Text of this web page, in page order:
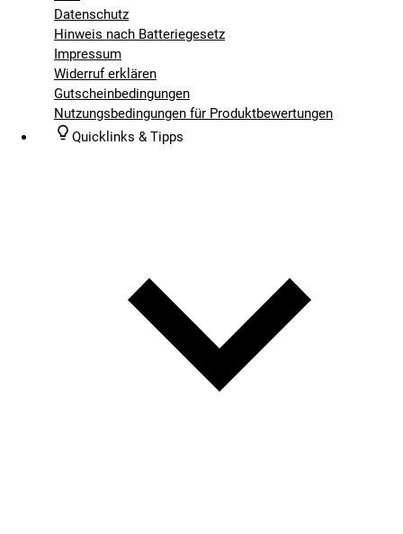
Datenschutz
Hinweis nach Batteriegesetz
Impressum
Widerruf erklären
Gutscheinbedingungen
Nutzungsbedingungen für Produktbewertungen
Quicklinks & Tipps